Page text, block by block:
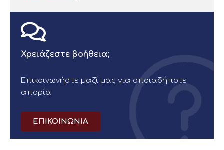
Χρειάζεστε βοήθεια;
Επικοινωνήστε μαζί μας για οποιαδήποτε
απορία
ΕΠΙΚΟΙΝΩΝΙΑ